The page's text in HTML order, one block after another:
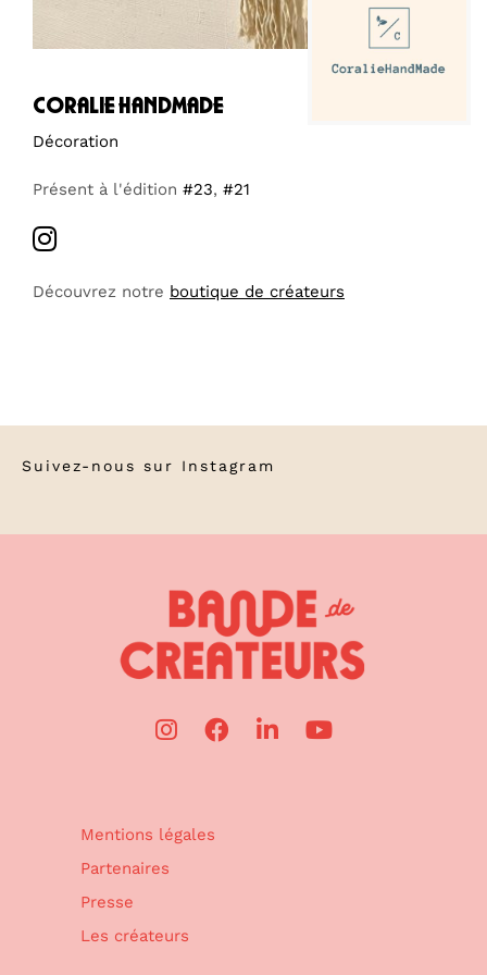
coralie handmade
Décoration
Présent à l'édition #23, #21
Découvrez notre boutique de créateurs
Suivez-nous sur Instagram
Mentions légales
Partenaires
Presse
Les créateurs